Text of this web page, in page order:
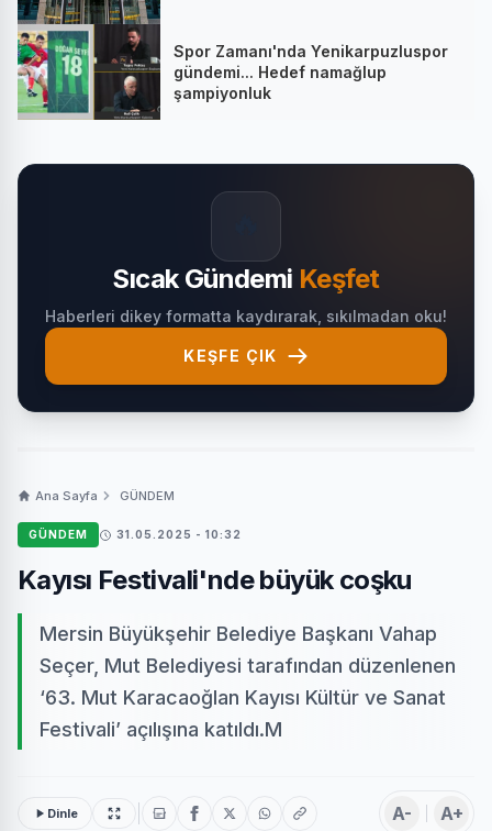
Spor Zamanı'nda Yenikarpuzluspor
gündemi... Hedef namağlup
şampiyonluk
Sıcak Gündemi Keşfet
Haberleri dikey formatta kaydırarak, sıkılmadan oku!
KEŞFE ÇIK
Ana Sayfa GÜNDEM
GÜNDEM 31.05.2025 - 10:32
Kayısı Festivali'nde büyük coşku
Mersin Büyükşehir Belediye Başkanı Vahap
Seçer, Mut Belediyesi tarafından düzenlenen
‘63. Mut Karacaoğlan Kayısı Kültür ve Sanat
Festivali’ açılışına katıldı.M
Dinle A- A+